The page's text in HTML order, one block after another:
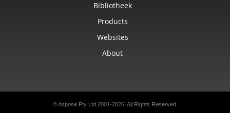
Bibliotheek
Products
Websites
About
© Aspose Pty Ltd 2001-2026. All Rights Reserved.